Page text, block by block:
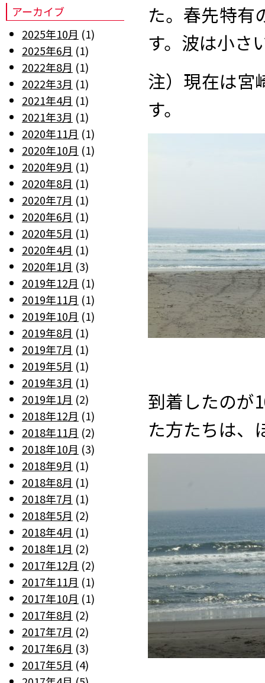
た。春先特有
す。波は小さ
注）現在は宮
す。
到着したのが
た方たちは、
アーカイブ
2025年10月 (1)
2025年6月 (1)
2022年8月 (1)
2022年3月 (1)
2021年4月 (1)
2021年3月 (1)
2020年11月 (1)
2020年10月 (1)
2020年9月 (1)
2020年8月 (1)
2020年7月 (1)
2020年6月 (1)
2020年5月 (1)
2020年4月 (1)
2020年1月 (3)
2019年12月 (1)
2019年11月 (1)
2019年10月 (1)
2019年8月 (1)
2019年7月 (1)
2019年5月 (1)
2019年3月 (1)
2019年1月 (2)
2018年12月 (1)
2018年11月 (2)
2018年10月 (3)
2018年9月 (1)
2018年8月 (1)
2018年7月 (1)
2018年5月 (2)
2018年4月 (1)
2018年1月 (2)
2017年12月 (2)
2017年11月 (1)
2017年10月 (1)
2017年8月 (2)
2017年7月 (2)
2017年6月 (3)
2017年5月 (4)